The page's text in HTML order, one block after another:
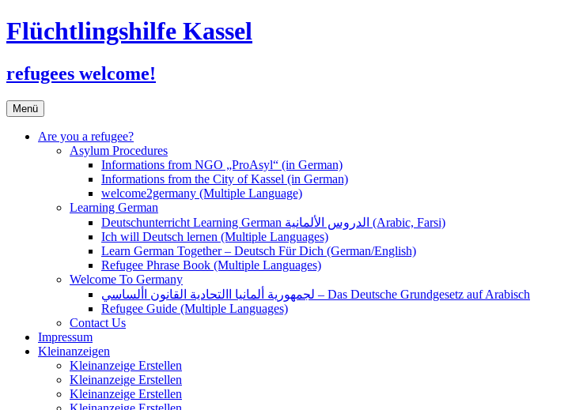
Flüchtlingshilfe Kassel
refugees welcome!
Menü Zum
Inhalt
springen
Are you a refugee?
Asylum Procedures
Informations from NGO „ProAsyl“ (in German)
Informations from the City of Kassel (in German)
welcome2germany (Multiple Language)
Learning German
Deutschunterricht Learning German الدروس الألمانية (Arabic, Farsi)
Ich will Deutsch lernen (Multiple Languages)
Learn German Together – Deutsch Für Dich (German/English)
Refugee Phrase Book (Multiple Languages)
Welcome To Germany
لجمهورية ألمانيا االتحادية القانون األساسي – Das Deutsche Grundgesetz auf Arabisch
Refugee Guide (Multiple Languages)
Contact Us
Impressum
Kleinanzeigen
Kleinanzeige Erstellen
Kleinanzeige Erstellen
Kleinanzeige Erstellen